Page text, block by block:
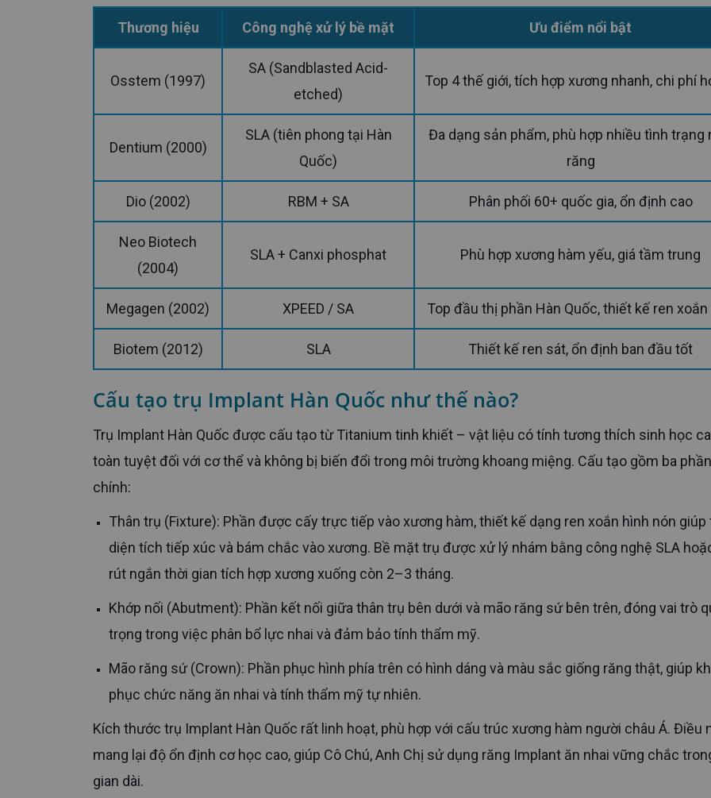
Thương hiệu Công nghệ xử lý bề mặt Ưu điểm nổi bật
Osstem (1997)
SA (Sandblasted Acid-
etched)
Top 4 thế giới, tích hợp xương nhanh, chi phí
Dentium (2000)
SLA (tiên phong tại Hàn
Quốc)
Đa dạng sản phẩm, phù hợp nhiều tình trạng mất
răng
Dio (2002) RBM + SA Phân phối 60+ quốc gia, ổn định cao
Neo Biotech
(2004)
SLA + Canxi phosphat Phù hợp xương hàm yếu, giá tầm trung
Megagen (2002) XPEED / SA Top đầu thị phần Hàn Quốc, thiết kế ren
Biotem (2012) SLA Thiết kế ren sát, ổn định ban đầu tốt
Cấu tạo trụ Implant Hàn Quốc như thế nào?
Trụ Implant Hàn Quốc được cấu tạo từ Titanium tinh khiết – vật liệu có tính tương thích sinh học cao, an
toàn tuyệt đối với cơ thể và không bị biến đổi trong môi trường khoang miệng. Cấu tạo gồm ba phần
chính:
Thân trụ (Fixture): Phần được cấy trực tiếp vào xương hàm, thiết kế dạng ren xoắn hình nón giúp tăng
diện tích tiếp xúc và bám chắc vào xương. Bề mặt trụ được xử lý nhám bằng công nghệ SLA
rút ngắn thời gian tích hợp xương xuống còn 2–3 tháng.
Khớp nối (Abutment): Phần kết nối giữa thân trụ bên dưới và mão răng sứ bên trên, đóng vai trò quan
trọng trong việc phân bổ lực nhai và đảm bảo tính thẩm mỹ.
Mão răng sứ (Crown): Phần phục hình phía trên có hình dáng và màu sắc giống răng thật, giúp khôi
phục chức năng ăn nhai và tính thẩm mỹ tự nhiên.
Kích thước trụ Implant Hàn Quốc rất linh hoạt, phù hợp với cấu trúc xương hàm người châu Á. Điều này
mang lại độ ổn định cơ học cao, giúp Cô Chú, Anh Chị sử dụng răng Implant ăn nhai vững chắc
gian dài.